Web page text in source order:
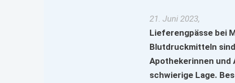
21. Juni 2023,
Lieferengpässe bei
Blutdruckmitteln
Apothekerinnen und
schwierige Lage.